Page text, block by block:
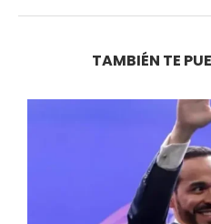
TAMBIÉN TE